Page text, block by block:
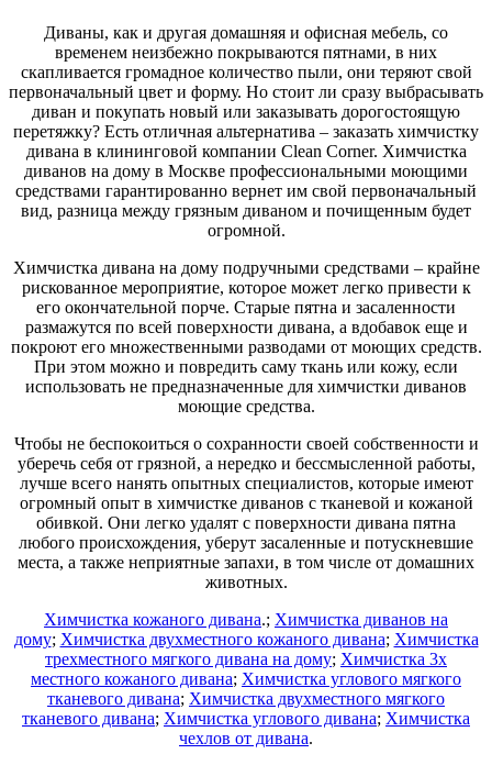
Диваны, как и другая домашняя и офисная мебель, со
временем неизбежно покрываются пятнами, в них
скапливается громадное количество пыли, они теряют свой
первоначальный цвет и форму. Но стоит ли сразу выбрасывать
диван и покупать новый или заказывать дорогостоящую
перетяжку? Есть отличная альтернатива – заказать химчистку
дивана в клининговой компании Clean Corner. Химчистка
диванов на дому в Москве профессиональными моющими
средствами гарантированно вернет им свой первоначальный
вид, разница между грязным диваном и почищенным будет
огромной.
Химчистка дивана на дому подручными средствами – крайне
рискованное мероприятие, которое может легко привести к
его окончательной порче. Старые пятна и засаленности
размажутся по всей поверхности дивана, а вдобавок еще и
покроют его множественными разводами от моющих средств.
При этом можно и повредить саму ткань или кожу, если
использовать не предназначенные для химчистки диванов
моющие средства.
Чтобы не беспокоиться о сохранности своей собственности и
уберечь себя от грязной, а нередко и бессмысленной работы,
лучше всего нанять опытных специалистов, которые имеют
огромный опыт в химчистке диванов с тканевой и кожаной
обивкой. Они легко удалят с поверхности дивана пятна
любого происхождения, уберут засаленные и потускневшие
места, а также неприятные запахи, в том числе от домашних
животных.
Химчистка кожаного дивана.; Химчистка диванов на
дому; Химчистка двухместного кожаного дивана; Химчистка
трехместного мягкого дивана на дому; Химчистка 3х
местного кожаного дивана; Химчистка углового мягкого
тканевого дивана; Химчистка двухместного мягкого
тканевого дивана; Химчистка углового дивана; Химчистка
чехлов от дивана.